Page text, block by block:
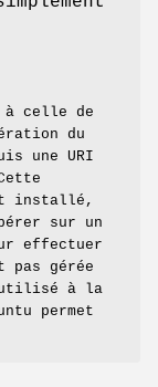
à celle de
du
une URI
installé,
sur un
effectuer
pas gérée
à la
permet